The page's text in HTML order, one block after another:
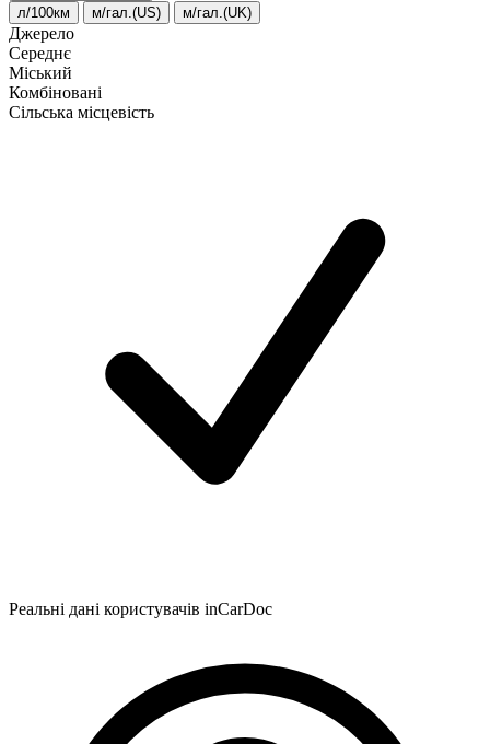
л/100км м/гал.(US) м/гал.(UK)
Джерело
Середнє
Міський
Комбіновані
Сільська місцевість
Реальні дані користувачів inCarDoc